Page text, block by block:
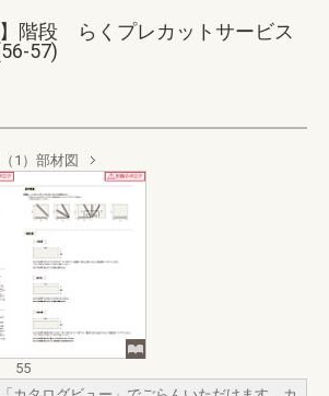
】階段 らくプレカットサービス
57)
1）部材図
55